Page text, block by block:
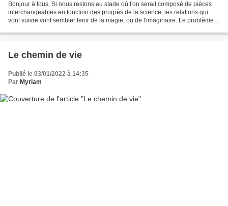
Bonjour à tous, Si nous restons au stade où l'on serait composé de pièces
interchangeables en fonction des progrès de la science, les relations qui
vont suivre vont sembler tenir de la magie, ou de l'imaginaire. Le problème
Le chemin de vie
Publié le 03/01/2022 à 14:35
Par Myriam